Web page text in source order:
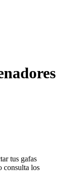
tus gafas
consulta los